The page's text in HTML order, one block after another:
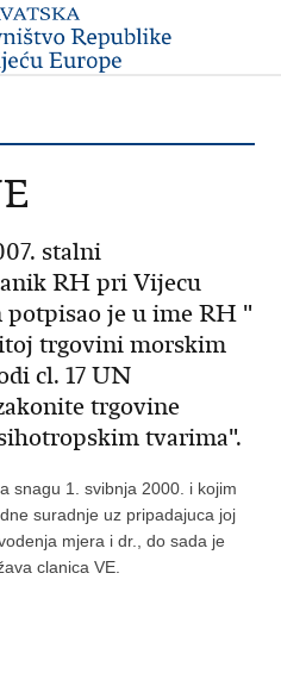
stalni
RH pri Vijecu
potpisao je u ime RH "
trgovini morskim
cl. 17 UN
trgovine
tvarima".
snagu 1. svibnja 2000. i kojim
suradnje uz pripadajuca joj
mjera i dr., do sada je
clanica VE.